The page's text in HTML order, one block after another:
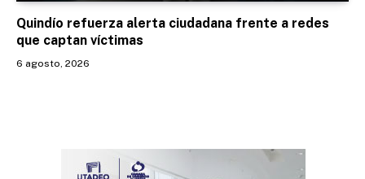
Quindío refuerza alerta ciudadana frente a redes
que captan víctimas
6 agosto, 2026